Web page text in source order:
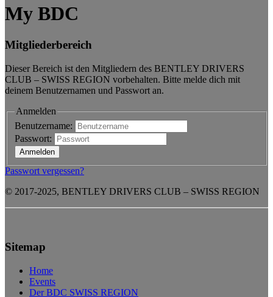
My BDC
Mitgliederbereich
Dieser Bereich ist den Mitgliedern des BENTLEY DRIVERS
CLUB – SWISS REGION vorbehalten. Bitte melde dich mit
deinem Benutzernamen und Passwort an.
Anmelden
Benutzername:
Passwort:
Passwort vergessen?
© 2017-2025, BENTLEY DRIVERS CLUB – SWISS REGION
Sitemap
Home
Events
Der BDC SWISS REGION